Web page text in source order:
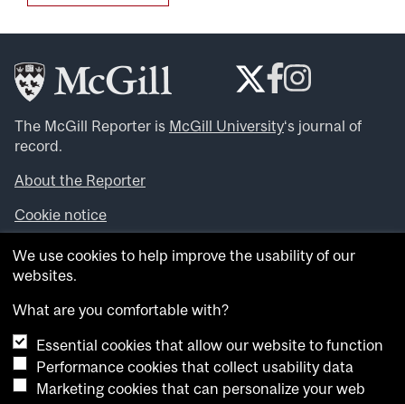
The McGill Reporter is McGill University‘s journal of
record.
About the Reporter
Cookie notice
Looking for more news, videos and expert opinions? Try
theMcGill Newsroom .
archives.
Want to contribute an item to what’snew@mcgill?
Submit your item through our online form
Have an idea for a Reporter article? Email us at
We use cookies to help improve the usability of our
websites.
What are you comfortable with?
Essential cookies that allow our website to function
Performance cookies that collect usability data
Marketing cookies that can personalize your web